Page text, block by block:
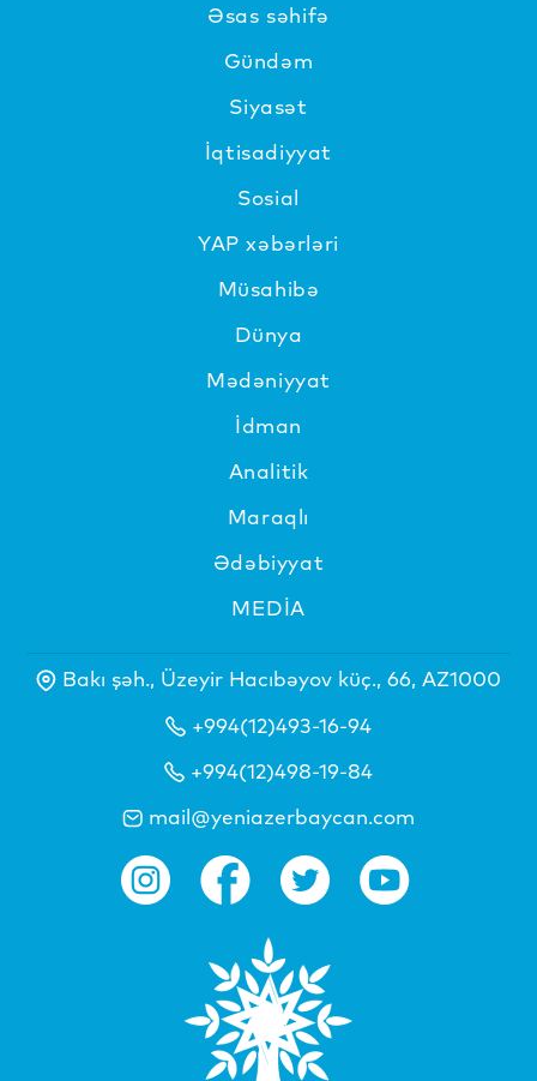
Əsas səhifə
Gündəm
Siyasət
İqtisadiyyat
Sosial
YAP xəbərləri
Müsahibə
Dünya
Mədəniyyat
İdman
Analitik
Maraqlı
Ədəbiyyat
MEDİA
Bakı şəh., Üzeyir Hacıbəyov küç., 66, AZ1000
+994(12)493-16-94
+994(12)498-19-84
mail@yeniazerbaycan.com